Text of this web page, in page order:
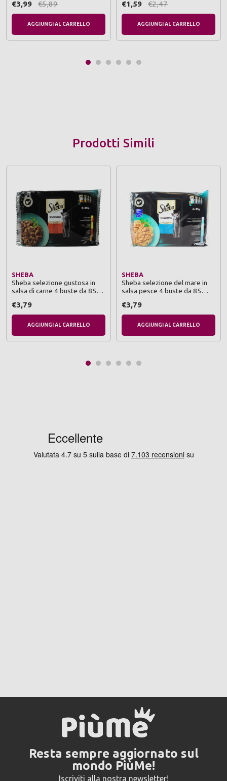
€3,99 €5,89
AGGIUNGI AL CARRELLO
€1,59 €2,47
AGGIUNGI AL CARRELLO
Prodotti Simili
SHEBA
Sheba selezione gustosa in
salsa di carne 4 buste da 85
agnello - anatra&tacchino)
€3,79
AGGIUNGI AL CARRELLO
SHEBA
Sheba selezione del mare in
salsa pesce 4 buste da 85
carbonaro - pesce bianco -
pesce dell'oceano - merluzzo)
€3,79
AGGIUNGI AL CARRELLO
Resta sempre aggiornato sul
mondo PiùMe!
Iscriviti alla nostra newsletter!